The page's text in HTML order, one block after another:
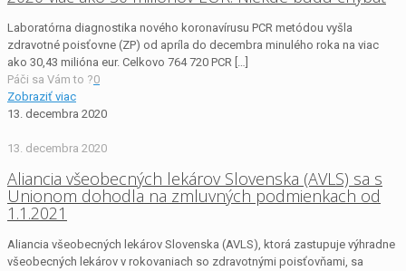
Laboratórna diagnostika nového koronavírusu PCR metódou vyšla
zdravotné poisťovne (ZP) od apríla do decembra minulého roka na viac
ako 30,43 milióna eur. Celkovo 764 720 PCR […]
Páči sa Vám to ?0
Zobraziť viac
13. decembra 2020
13. decembra 2020
Aliancia všeobecných lekárov Slovenska (AVLS) sa s
Unionom dohodla na zmluvných podmienkach od
1.1.2021
Aliancia všeobecných lekárov Slovenska (AVLS), ktorá zastupuje výhradne
všeobecných lekárov v rokovaniach so zdravotnými poisťovňami, sa